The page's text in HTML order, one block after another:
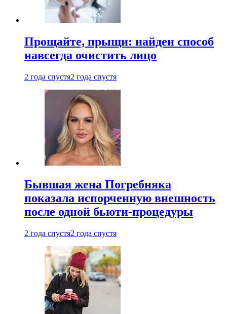
Прощайте, прыщи: найден способ
навсегда очистить лицо
2 года спустя2 года спустя
Бывшая жена Погребняка
показала испорченную внешность
после одной бьюти-процедуры
2 года спустя2 года спустя